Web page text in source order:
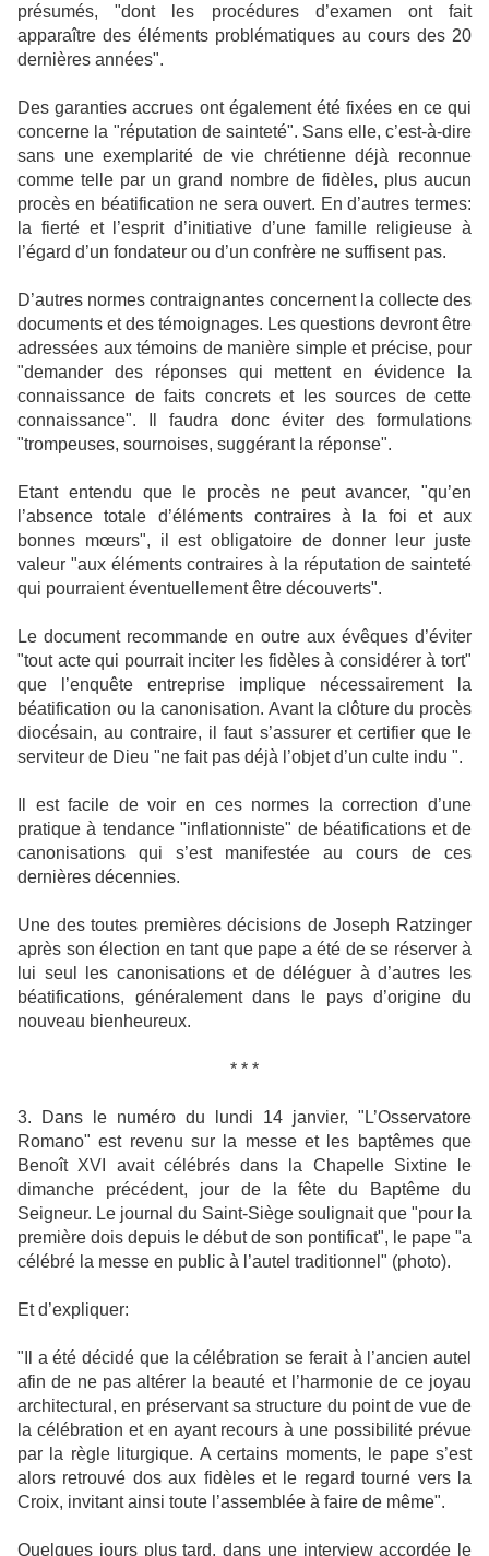
présumés, "dont les procédures d’examen ont fait
apparaître des éléments problématiques au cours des 20
dernières années".
Des garanties accrues ont également été fixées en ce qui
concerne la "réputation de sainteté". Sans elle, c’est-à-dire
sans une exemplarité de vie chrétienne déjà reconnue
comme telle par un grand nombre de fidèles, plus aucun
procès en béatification ne sera ouvert. En d’autres termes:
la fierté et l’esprit d’initiative d’une famille religieuse à
l’égard d’un fondateur ou d’un confrère ne suffisent pas.
D’autres normes contraignantes concernent la collecte des
documents et des témoignages. Les questions devront être
adressées aux témoins de manière simple et précise, pour
"demander des réponses qui mettent en évidence la
connaissance de faits concrets et les sources de cette
connaissance". Il faudra donc éviter des formulations
"trompeuses, sournoises, suggérant la réponse".
Etant entendu que le procès ne peut avancer, "qu’en
l’absence totale d’éléments contraires à la foi et aux
bonnes mœurs", il est obligatoire de donner leur juste
valeur "aux éléments contraires à la réputation de sainteté
qui pourraient éventuellement être découverts".
Le document recommande en outre aux évêques d’éviter
"tout acte qui pourrait inciter les fidèles à considérer à tort"
que l’enquête entreprise implique nécessairement la
béatification ou la canonisation. Avant la clôture du procès
diocésain, au contraire, il faut s’assurer et certifier que le
serviteur de Dieu "ne fait pas déjà l’objet d’un culte indu ".
Il est facile de voir en ces normes la correction d’une
pratique à tendance "inflationniste" de béatifications et de
canonisations qui s’est manifestée au cours de ces
dernières décennies.
Une des toutes premières décisions de Joseph Ratzinger
après son élection en tant que pape a été de se réserver à
lui seul les canonisations et de déléguer à d’autres les
béatifications, généralement dans le pays d’origine du
nouveau bienheureux.
* * *
3. Dans le numéro du lundi 14 janvier, "L’Osservatore
Romano" est revenu sur la messe et les baptêmes que
Benoît XVI avait célébrés dans la Chapelle Sixtine le
dimanche précédent, jour de la fête du Baptême du
Seigneur. Le journal du Saint-Siège soulignait que "pour la
première dois depuis le début de son pontificat", le pape "a
célébré la messe en public à l’autel traditionnel" (photo).
Et d’expliquer:
"Il a été décidé que la célébration se ferait à l’ancien autel
afin de ne pas altérer la beauté et l’harmonie de ce joyau
architectural, en préservant sa structure du point de vue de
la célébration et en ayant recours à une possibilité prévue
par la règle liturgique. A certains moments, le pape s’est
alors retrouvé dos aux fidèles et le regard tourné vers la
Croix, invitant ainsi toute l’assemblée à faire de même".
Quelques jours plus tard, dans une interview accordée le